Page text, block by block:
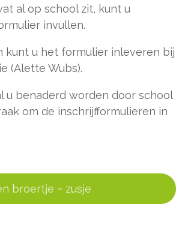
al op school zit, kunt u
invullen.
kunt u het formulier inleveren bij
(Alette Wubs).
u benaderd worden door school
om de inschrijfformulieren in
broertje ~ zusje